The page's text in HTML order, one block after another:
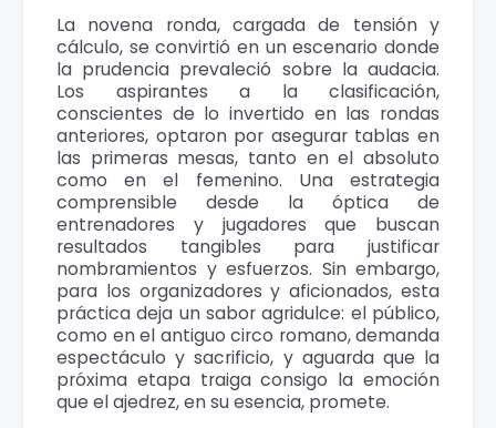
La novena ronda, cargada de tensión y
cálculo, se convirtió en un escenario donde
la prudencia prevaleció sobre la audacia.
Los aspirantes a la clasificación,
conscientes de lo invertido en las rondas
anteriores, optaron por asegurar tablas en
las primeras mesas, tanto en el absoluto
como en el femenino. Una estrategia
comprensible desde la óptica de
entrenadores y jugadores que buscan
resultados tangibles para justificar
nombramientos y esfuerzos. Sin embargo,
para los organizadores y aficionados, esta
práctica deja un sabor agridulce: el público,
como en el antiguo circo romano, demanda
espectáculo y sacrificio, y aguarda que la
próxima etapa traiga consigo la emoción
que el ajedrez, en su esencia, promete.